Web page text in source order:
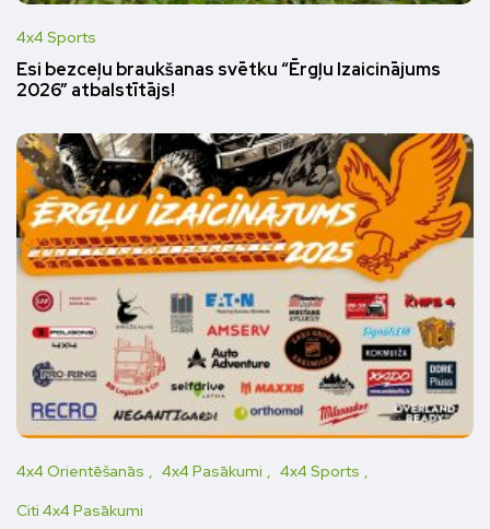
4x4 Sports
Esi bezceļu braukšanas svētku “Ērgļu Izaicinājums
2026” atbalstītājs!
4x4 Orientēšanās 4x4 Pasākumi
4x4 Sports
Citi 4x4 Pasākumi